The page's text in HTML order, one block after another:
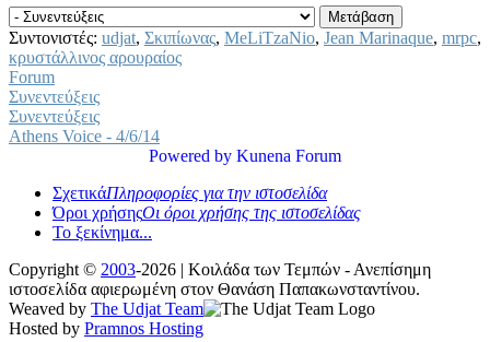
Συντονιστές: udjat, Σκιπίωνας, MeLiTzaNio, Jean Marinaque, mrpc,
κρυστάλλινος αρουραίος
Forum
Συνεντεύξεις
Συνεντεύξεις
Athens Voice - 4/6/14
Powered by Kunena Forum
ΣχετικάΠληροφορίες για την ιστοσελίδα
Όροι χρήσηςΟι όροι χρήσης της ιστοσελίδας
Το ξεκίνημα...
Copyright © 2003-2026 | Κοιλάδα των Τεμπών - Ανεπίσημη
ιστοσελίδα αφιερωμένη στον Θανάση Παπακωνσταντίνου.
Weaved by The Udjat Team
Hosted by Pramnos Hosting